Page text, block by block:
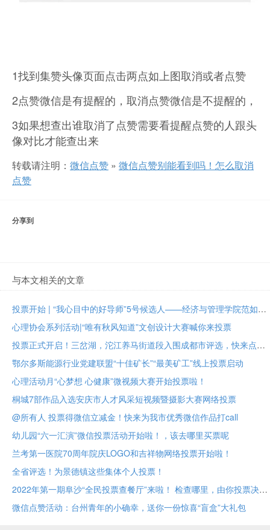
1找到集赞头像页面点击两点如上图取消或者点赞
2点赞微信是有提醒的，取消点赞微信是不提醒的，
3如果想查出谁取消了点赞需要看提醒点赞的人跟头
像对比才能查出来
转载请注明： 微信点赞 » 微信点赞别能看到吗！怎么取消
点赞
分享到
与本文相关的文章
投票开始 | “我心目中的好导师”5号候选人——经济与管理学院范如国教授
心理协会系列活动|“唯有秋风知道”文创设计大赛喊你来投票
投票正式开启！三岔湖，沱江养马街道段入围成都市评选，快来点赞助力吧
鄂尔多斯能源行业党建联盟“十佳矿长”“最美矿工”线上投票启动
心理活动月“心梦想 心健康”微视频大赛开始投票啦！
桐城7部作品入选安庆市人才风采短视频暨摄影大赛网络投票
@所有人 投票得微信立减金！快来为我市优秀微信作品打call
幼儿园“六一汇演”微信投票活动开始啦！，该去哪里买票呢
兰考第一医院70周年院庆LOGO和吉祥物网络投票开始啦！
全省评选！为景德镇这些集体个人投票！
2022年第一期阜沙“全民投票查餐厅”来啦！ 检查哪里，由你投票决定！
微信点赞活动：台州青年的小确幸，送你一份惊喜“盲盒”大礼包